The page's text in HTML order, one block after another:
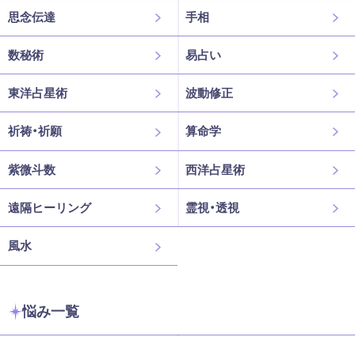
思念伝達 手相
数秘術 易占い
東洋占星術 波動修正
祈祷・祈願 算命学
紫微斗数 西洋占星術
遠隔ヒーリング 霊視・透視
風水
悩み一覧